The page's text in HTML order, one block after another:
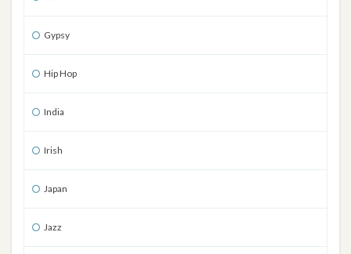
Gypsy
Hip Hop
India
Irish
Japan
Jazz